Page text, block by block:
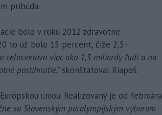
pribúda.
bolo v roku 2012 zdravotne
to už bolo 15 percent, čiže 2,5-
celosvetovo viac ako 1,3 miliardy ľudí a na
postihnutie," skonštatoval Riapoš.
úniou. Realizovaný je od februára
so Slovenským paralympijským výborom